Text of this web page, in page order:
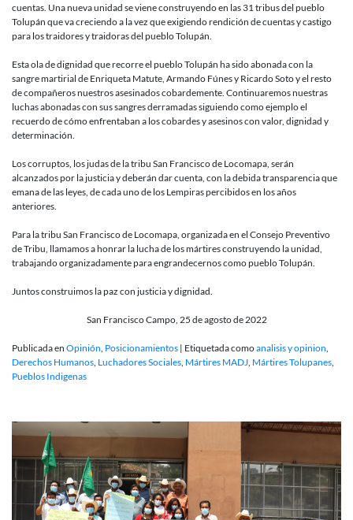
cuentas. Una nueva unidad se viene construyendo en las 31 tribus del pueblo
Tolupán que va creciendo a la vez que exigiendo rendición de cuentas y castigo
para los traidores y traidoras del pueblo Tolupán.
Esta ola de dignidad que recorre el pueblo Tolupán ha sido abonada con la
sangre martirial de Enriqueta Matute, Armando Fúnes y Ricardo Soto y el resto
de compañeros nuestros asesinados cobardemente. Continuaremos nuestras
luchas abonadas con sus sangres derramadas siguiendo como ejemplo el
recuerdo de cómo enfrentaban a los cobardes y asesinos con valor, dignidad y
determinación.
Los corruptos, los judas de la tribu San Francisco de Locomapa, serán
alcanzados por la justicia y deberán dar cuenta, con la debida transparencia que
emana de las leyes, de cada uno de los Lempiras percibidos en los años
anteriores.
Para la tribu San Francisco de Locomapa, organizada en el Consejo Preventivo
de Tribu, llamamos a honrar la lucha de los mártires construyendo la unidad,
trabajando organizadamente para engrandecernos como pueblo Tolupán.
Juntos construimos la paz con justicia y dignidad.
San Francisco Campo, 25 de agosto de 2022
Publicada en Opinión Posicionamientos | Etiquetada comoanalisis y opinion
Derechos Humanos Luchadores Sociales Mártires MADJ Mártires Tolupanes
Pueblos Indigenas